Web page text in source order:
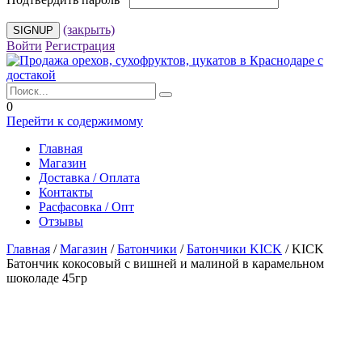
(закрыть)
Войти Регистрация
0
Перейти к содержимому
Главная
Магазин
Доставка / Оплата
Контакты
Расфасовка / Опт
Отзывы
Главная /Магазин /Батончики /Батончики KICK /KICK
Батончик кокосовый с вишней и малиной в карамельном
шоколаде 45гр